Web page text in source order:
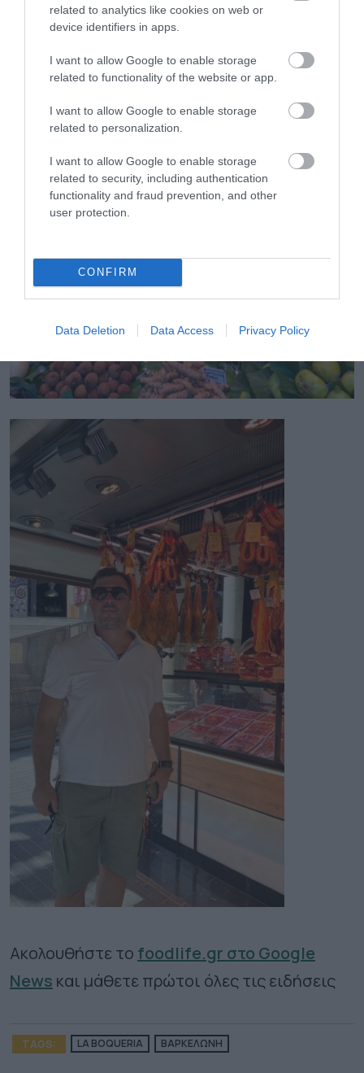
related to analytics like cookies on web or
device identifiers in apps.
I want to allow Google to enable storage
related to functionality of the website or app.
I want to allow Google to enable storage
related to personalization.
I want to allow Google to enable storage
related to security, including authentication
functionality and fraud prevention, and other
user protection.
CONFIRM
Data Deletion Data Access Privacy Policy
Ακολουθήστε το foodlife.gr στο Google
News και μάθετε πρώτοι όλες τις ειδήσεις
TAGS: LA BOQUERIA ΒΑΡΚΕΛΩΝΗ